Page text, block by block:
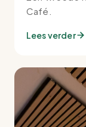
Café.
Lees verder